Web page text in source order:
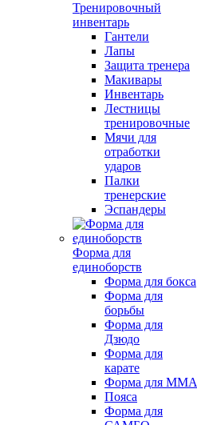
Тренировочный
инвентарь
Гантели
Лапы
Защита тренера
Макивары
Инвентарь
Лестницы
тренировочные
Мячи для
отработки
ударов
Палки
тренерские
Эспандеры
Форма для
единоборств
Форма для бокса
Форма для
борьбы
Форма для
Дзюдо
Форма для
карате
Форма для MMA
Пояса
Форма для